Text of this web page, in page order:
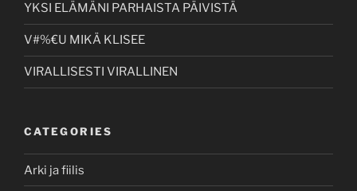
YKSI ELÄMÄNI PARHAISTA PÄIVISTÄ
V#%€U MIKÄ KLISEE
VIRALLISESTI VIRALLINEN
CATEGORIES
Arki ja fiilis